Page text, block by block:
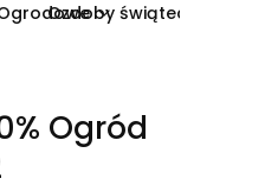
Ozdoby świąteczne
Ogród